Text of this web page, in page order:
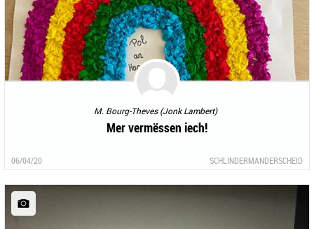
M. Bourg-Theves (Jonk Lambert)
Mer vermëssen iech!
06/04/20 SCHLINDERMANDERSCHEID